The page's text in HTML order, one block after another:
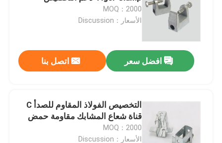
أشرطة فيديو
MOQ：2000
الأسعار：Discussion
افضل سعر اتصل بنا
التخصيص الفولاذ المقاوم للصدأ C
قناة شعاع المشابك مقاومة حمض
MOQ：2000
الأسعار：Discussion